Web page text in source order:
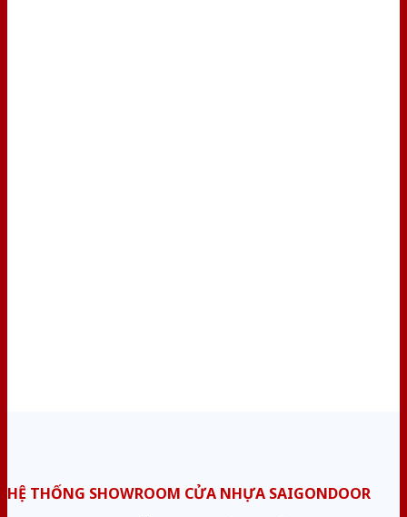
HỆ THỐNG SHOWROOM CỬA NHỰA SAIGONDOOR